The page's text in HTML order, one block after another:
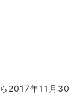
2017年11月30